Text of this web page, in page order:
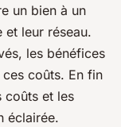
un bien à un
leur réseau.
les bénéfices
coûts. En fin
coûts et les
éclairée.